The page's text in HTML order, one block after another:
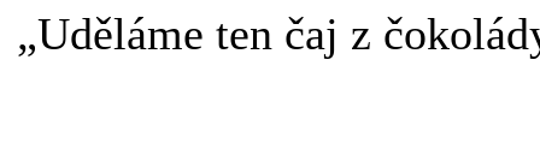
„Uděláme ten čaj z